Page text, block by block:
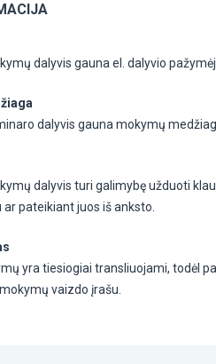
dalyvis gauna el. dalyvio
dalyvis gauna mokymų
dalyvis turi galimybę užduoti
pateikiant juos iš anksto.
yra tiesiogiai transliuojami, todėl
vaizdo įrašu.